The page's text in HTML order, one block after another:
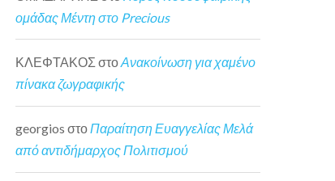
ομάδας Μέντη στο Precious
ΚΛΕΦΤΑΚΟΣ στοΑνακοίνωση για χαμένο
πίνακα ζωγραφικής
georgios στοΠαραίτηση Ευαγγελίας Μελά
από αντιδήμαρχος Πολιτισμού